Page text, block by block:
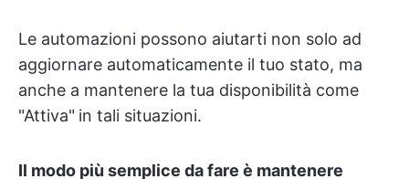
Le automazioni possono aiutarti non solo ad
aggiornare automaticamente il tuo stato, ma
anche a mantenere la tua disponibilità come
"Attiva" in tali situazioni.
Il modo più semplice da fare è mantenere